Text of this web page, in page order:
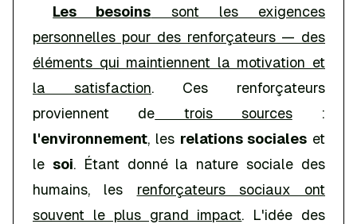
Les besoins sont les exigences
personnelles pour des renforçateurs — des
éléments qui maintiennent la motivation et
la satisfaction. Ces renforçateurs
proviennent de trois sources:
l'environnement, les relations sociales et
le soi. Étant donné la nature sociale des
humains, les renforçateurs sociaux ont
souvent le plus grand impact. L'idée des